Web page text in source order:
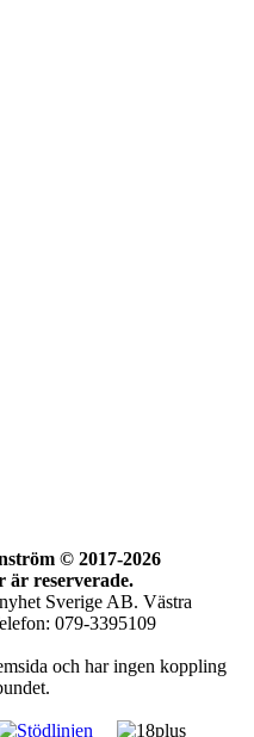
© 2017-2026
är reserverade.
Sverige AB. Västra
079-3395109
och har ingen koppling